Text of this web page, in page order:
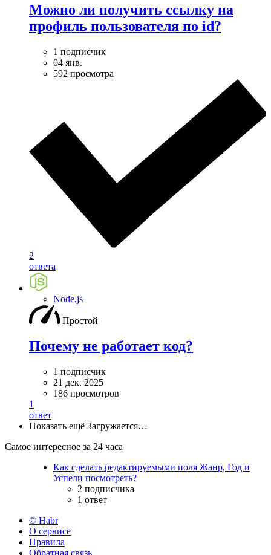
Можно ли получить ссылку на
профиль пользователя по id?
1 подписчик
04 янв.
592 просмотра
2
ответа
Node.js
Простой
Почему не работает код?
1 подписчик
21 дек. 2025
186 просмотров
1
ответ
Показать ещё Загружается…
Самое интересное за 24 часа
Как сделать редактируемыми поля Жанр, Год и
Успели посмотреть?
2 подписчика
1 ответ
© Habr
О сервисе
Правила